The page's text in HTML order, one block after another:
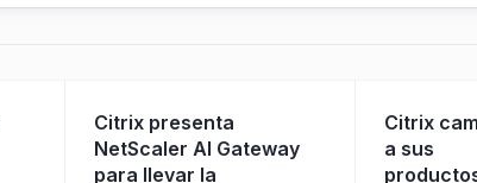
Citrix presenta
NetScaler AI Gateway
para llevar la
Citrix
a sus